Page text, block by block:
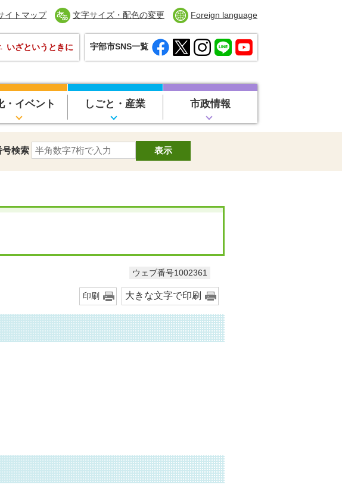
イトマップ 文字サイズ・配色の変更 Foreign language
いざというときに 宇部市SNS一覧
・イベント しごと・産業 市政情報
号検索
ウェブ番号1002361
印刷 大きな文字で印刷